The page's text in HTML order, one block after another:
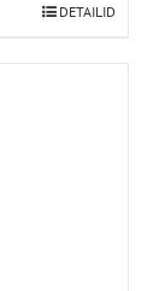
DETAILID